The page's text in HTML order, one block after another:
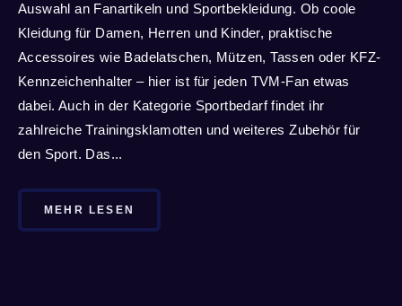
Auswahl an Fanartikeln und Sportbekleidung. Ob coole
Kleidung für Damen, Herren und Kinder, praktische
Accessoires wie Badelatschen, Mützen, Tassen oder KFZ-
Kennzeichenhalter – hier ist für jeden TVM-Fan etwas
dabei. Auch in der Kategorie Sportbedarf findet ihr
zahlreiche Trainingsklamotten und weiteres Zubehör für
den Sport. Das...
MEHR LESEN